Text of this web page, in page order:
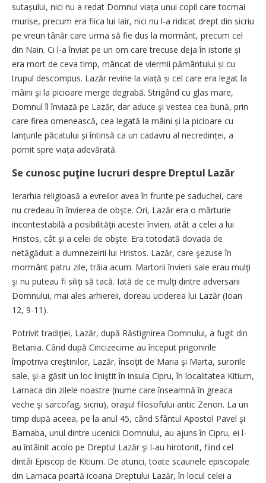
sutașului, nici nu a redat Domnul viața unui copil care tocmai
murise, precum era fiica lui Iair, nici nu l-a ridicat drept din sicriu
pe vreun tânăr care urma să fie dus la mormânt, precum cel
din Nain. Ci l-a înviat pe un om care trecuse deja în istorie și
era mort de ceva timp, mâncat de viermii pământului și cu
trupul descompus. Lazăr revine la viață și cel care era legat la
mâini şi la picioare merge degrabă. Strigând cu glas mare,
Domnul îl înviază pe Lazăr, dar aduce şi vestea cea bună, prin
care firea omenească, cea legată la mâini și la picioare cu
lanțurile păcatului și întinsă ca un cadavru al necredinței, a
pornit spre viața adevărată.
Se cunosc puţine lucruri despre Dreptul Lazăr
Ierarhia religioasă a evreilor avea în frunte pe saduchei, care
nu credeau în învierea de obşte. Ori, Lazăr era o mărturie
incontestabilă a posibilităţii acestei învieri, atât a celei a lui
Hristos, cât şi a celei de obşte. Era totodată dovada de
netăgăduit a dumnezeirii lui Hristos. Lazăr, care şezuse în
mormânt patru zile, trăia acum. Martorii învierii sale erau mulţi
şi nu puteau fi siliţi să tacă. Iată de ce mulţi dintre adversarii
Domnului, mai ales arhiereii, doreau uciderea lui Lazăr (Ioan
12, 9-11).
Potrivit tradiţiei, Lazăr, după Răstignirea Domnului, a fugit din
Betania. Când după Cincizecime au început prigonirile
împotriva creştinilor, Lazăr, însoţit de ­Maria şi Marta, surorile
sale, şi-a găsit un loc liniştit în insula ­Cipru, în localitatea Kitium,
Larnaca din zilele noastre (nume care înseamnă în greaca
veche şi sarcofag, sicriu), oraşul filosofului antic Zenon. La un
timp după aceea, pe la anul 45, când Sfântul Apostol Pavel şi
Barnaba, unul dintre ucenicii Domnului, au ajuns în Cipru, ei l-
au întâlnit acolo pe Dreptul Lazăr şi l-au hirotonit, fiind cel
dintâi Episcop de Kitium. De atunci, toate scaunele episcopale
din Larnaca poartă icoana Dreptului Lazăr, în locul celei a